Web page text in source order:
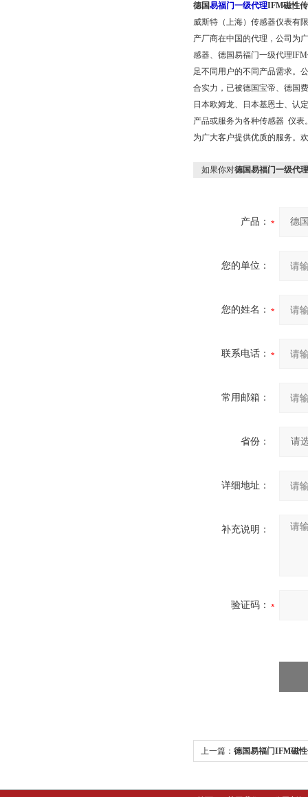
德国易福门一级代理IFM磁性
威斯特（上海）传感器仪表有
产厂商在中国的代理，公司为
感器、 德国易福门一级代理IFM
足不同用户的不同产品需求。
合实力，已被德国宝帝、德国
日本欧姆龙、日本基恩士、认
产品或服务为各种传感器 仪表
为广大客户提供优质的服务。
如果你对德国易福门一级代
产品：
您的单位：
您的姓名：
联系电话：
常用邮箱：
省份：
详细地址：
补充说明：
验证码：
上一篇： 德国易福门IFM磁